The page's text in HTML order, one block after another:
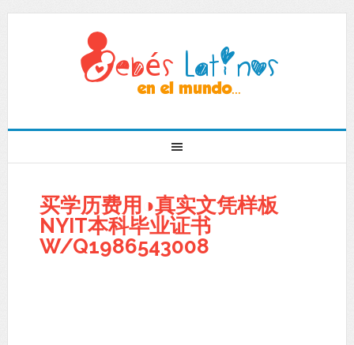
买学历费用◑真实文凭样板
NYIT本科毕业证书
W/Q1986543008